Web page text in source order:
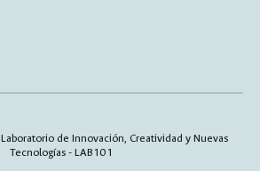
Laboratorio de Innovación, Creatividad y Nuevas
Tecnologías - LAB101